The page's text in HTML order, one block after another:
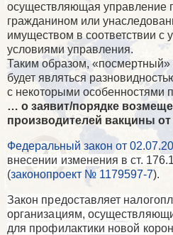
осуществляющая управление
гражданином или
имуществом в соответствии с
условиями управления.
Таким образом,
будет являться
с некоторыми особенностями
… о заявит/порядке
производителей вакцины от
Федеральный закон от
внесении изменения в ст.
(законопроект № 1179597-7).
Закон предоставляет
организациям,
для профилактики новой